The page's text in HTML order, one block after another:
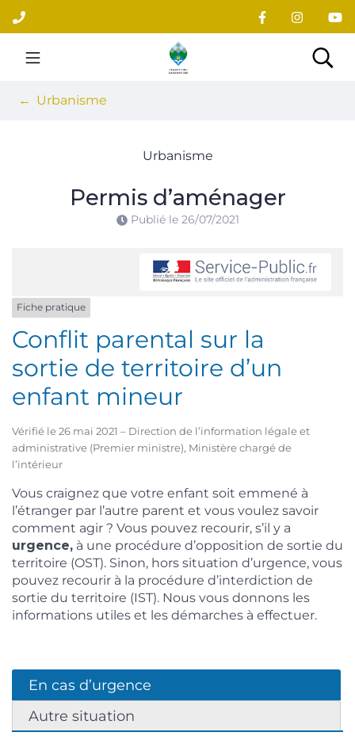
Aller
au
contenu
Site officiel du village
Urbanisme
Urbanisme
Permis d’aménager
Publié le 26/07/2021
Fiche pratique
Conflit parental sur la
sortie de territoire d’un
enfant mineur
Vérifié le 26 mai 2021 – Direction de l’information légale et
administrative (Premier ministre), Ministère chargé de
l’intérieur
Vous craignez que votre enfant soit emmené à
l’étranger par l’autre parent et vous voulez savoir
comment agir ? Vous pouvez recourir, s’il y a
urgence, à une procédure d’opposition de sortie du
territoire (OST). Sinon, hors situation d’urgence, vous
pouvez recourir à la procédure d’interdiction de
sortie du territoire (IST). Nous vous donnons les
informations utiles et les démarches à effectuer.
En cas d’urgence
Autre situation